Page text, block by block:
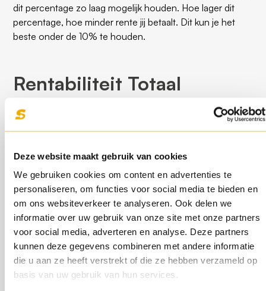
Deze website maakt gebruik van cookies
We gebruiken cookies om content en advertenties te
personaliseren, om functies voor social media te bieden en
om ons websiteverkeer te analyseren. Ook delen we
informatie over uw gebruik van onze site met onze partners
voor social media, adverteren en analyse. Deze partners
kunnen deze gegevens combineren met andere informatie
die u aan ze heeft verstrekt of die ze hebben verzameld op
basis van uw gebruik van hun services.
dit percentage zo laag mogelijk houden. Hoe lager dit
percentage, hoe minder rente jij betaalt. Dit kun je het
beste onder de 10% te houden.
Rentabiliteit Totaal
Vermogen (RTV)
Wil je weten wat de verhouding is tussen je winst en het
de totale winstgevendheid van je bedrijf inzichtelijk.
Berekening Rentabiliteit Totaal
Vermogen
Deel de brutowinst door het gemiddelde totale
vermogen en vermenigvuldig dit met 100. Het